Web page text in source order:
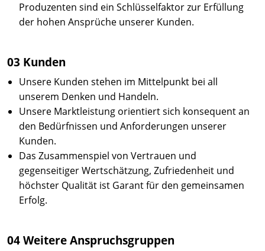
Produzenten sind ein Schlüsselfaktor zur Erfüllung
der hohen Ansprüche unserer Kunden.
03 Kunden
Unsere Kunden stehen im Mittelpunkt bei all
unserem Denken und Handeln.
Unsere Marktleistung orientiert sich konsequent an
den Bedürfnissen und Anforderungen unserer
Kunden.
Das Zusammenspiel von Vertrauen und
gegenseitiger Wertschätzung, Zufriedenheit und
höchster Qualität ist Garant für den gemeinsamen
Erfolg.
04 Weitere Anspruchsgruppen